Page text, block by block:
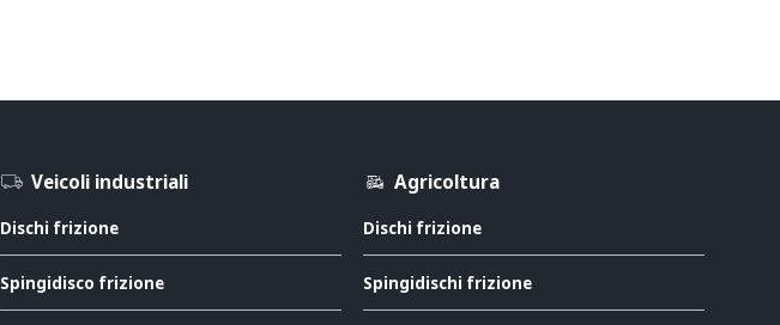
Veicoli industriali
Dischi frizione
Spingidisco frizione
Agricoltura
Dischi frizione
Spingidischi frizione